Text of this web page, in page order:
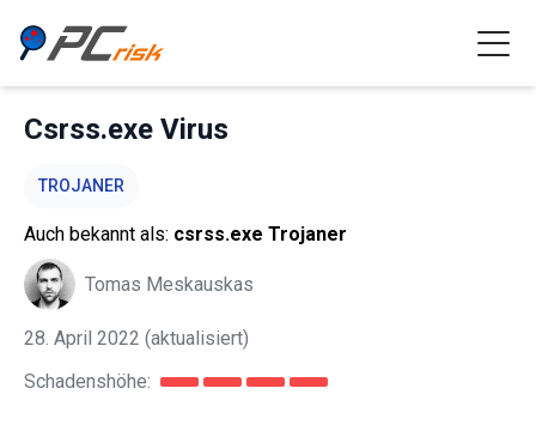
Csrss.exe Virus
TROJANER
Auch bekannt als: csrss.exe Trojaner
Tomas Meskauskas
28. April 2022 (aktualisiert)
Schadenshöhe: